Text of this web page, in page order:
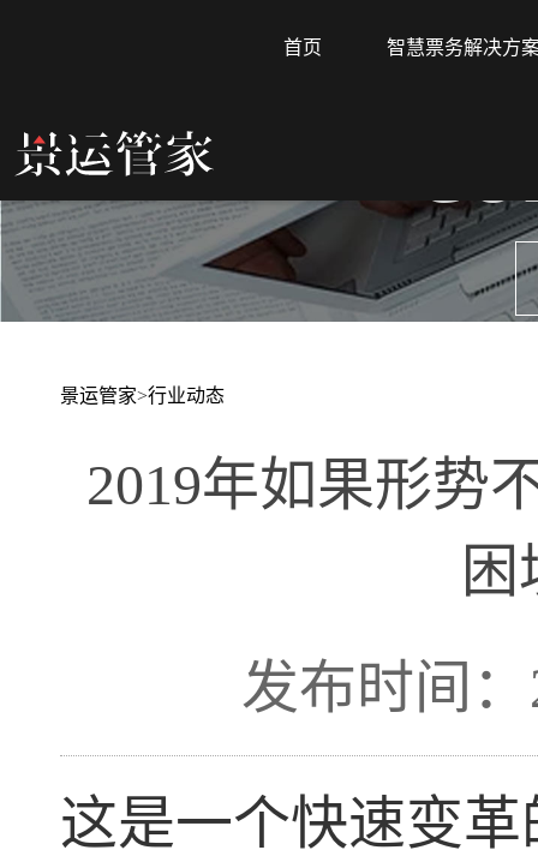
首页 智慧票务解决方
景运管家>行业动态
2019年如果形势
发布时间：
这是一个快速变